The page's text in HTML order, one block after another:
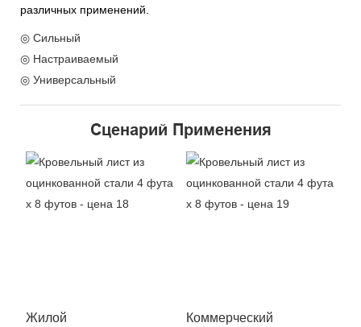
различных применений.
◎ Сильный
◎ Настраиваемый
◎ Универсальный
Сценарий Применения
Жилой Коммерческий